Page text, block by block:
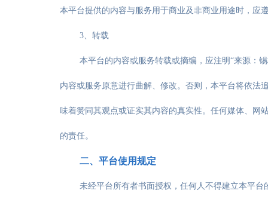
本平台提供的内容与服务用于商业及非商业用途时，应
3、转载
本平台的内容或服务转载或摘编，应注明“来源：
内容或服务原意进行曲解、修改。否则，本平台将依法
味着赞同其观点或证实其内容的真实性。任何媒体、网
的责任。
二、平台使用规定
未经平台所有者书面授权，任何人不得建立本平